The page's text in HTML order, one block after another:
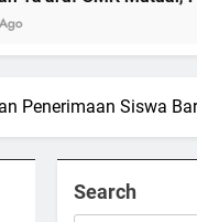
Penerimaan Siswa
Search